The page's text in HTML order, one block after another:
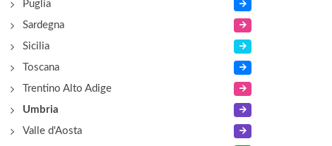
Puglia
Sardegna
Sicilia
Toscana
Trentino Alto Adige
Umbria
Valle d'Aosta